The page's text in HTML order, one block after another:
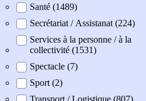
Santé (1489)
Secrétariat / Assistanat (224)
Services à la personne / à la
collectivité (1531)
Spectacle (7)
Sport (2)
Transport / Logistique (807)